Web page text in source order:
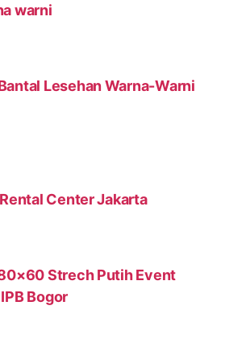
warni
Lesehan Warna-Warni
Center Jakarta
Strech Putih Event
Bogor